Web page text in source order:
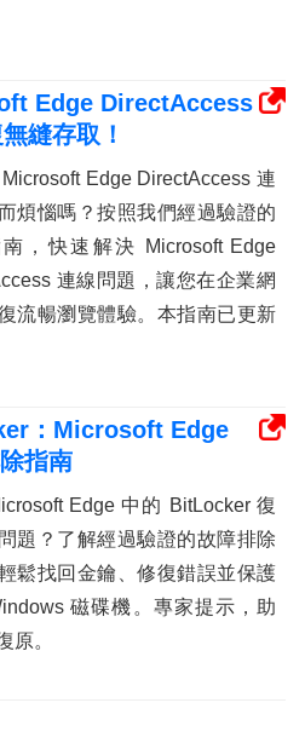
Edge DirectAccess
縫存取！
Edge DirectAccess 連
煩惱嗎？按照我們經過驗證的
，快速解決 Microsoft Edge
連線問題，讓您在企業網
流暢瀏覽體驗。本指南已更新
：Microsoft Edge
指南
Edge 中的 BitLocker 復
題？了解經過驗證的故障排除
鬆找回金鑰、修復錯誤並保護
磁碟機。專家提示，助
原。